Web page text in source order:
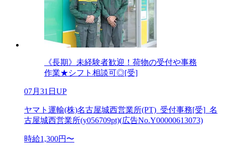
《長期》未経験者歓迎！荷物の受付や事務
作業★シフト相談可◎[受]
07月31日UP
ヤマト運輸(株)名古屋城西営業所(PT)_受付事務[受]_名
古屋城西営業所(y056709pt)(広告No.Y00000613073)
時給1,300円〜